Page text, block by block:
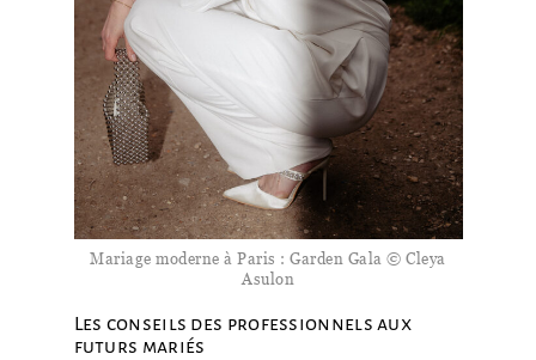
Mariage moderne à Paris : Garden Gala © Cleya
Asulon
Les conseils des professionnels aux
futurs mariés